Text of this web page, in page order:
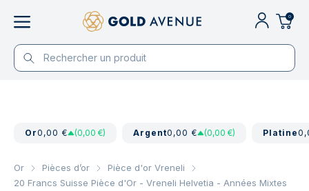
0
Or0,00 € (0,00 €) Argent0,00 € (0,00 €) Platine
Or Pièces d’or
Pièce d'or Vreneli
20 Francs Suisse Pièce d'Or - Vreneli Helvetia - Années Mixtes